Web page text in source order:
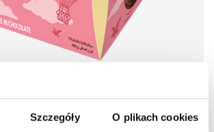
Szczegóły O plikach cookies